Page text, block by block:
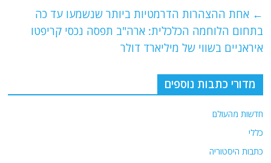
s
A
p
p
g
ra
m
l
er
e
b
o
k
← אחת ההצהרות הדרמטיות ביותר שנשמעו עד כה
בתחום הלוחמה הכלכלית: ארה"ב תפסה נכסי קריפטו
איראניים בשווי של מיליארד דולר
מדורי כתבות נוספים
חדשות מהעולם
כללי
כתבות היסטוריה